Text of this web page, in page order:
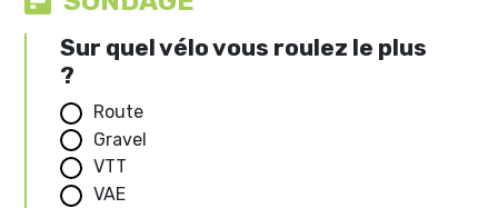
Sur quel vélo vous roulez le plus
?
Route
Gravel
VTT
VAE